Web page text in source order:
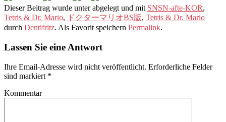
Dieser Beitrag wurde unter abgelegt und mit SNSN-afte-KOR,
Tetris & Dr. Mario, ドクターマリオBS版, Tetris & Dr. Mario
durch Dentifritz. Als Favorit speichern Permalink.
Lassen Sie eine Antwort
Ihre Email-Adresse wird nicht veröffentlicht. Erforderliche Felder
sind markiert *
Kommentar